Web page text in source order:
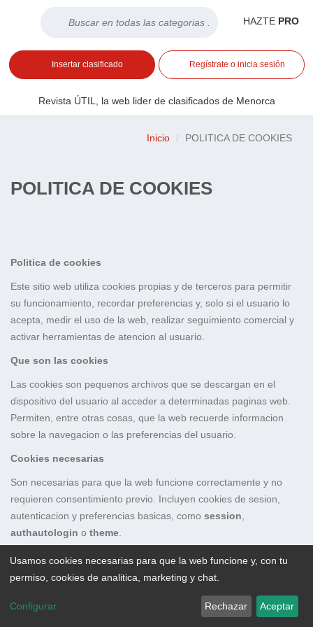
Usamos cookies necesarias para que la web funcione y, con tu
permiso, cookies de analitica, marketing y chat.
Configurar Rechazar Aceptar
HAZTE PRO
Insertar clasificado Regístrate o inicia sesión
Revista ÚTIL, la web lider de clasificados de Menorca
RSS
Inicio POLITICA DE COOKIES
POLITICA DE COOKIES
Politica de cookies
Este sitio web utiliza cookies propias y de terceros para permitir
su funcionamiento, recordar preferencias y, solo si el usuario lo
acepta, medir el uso de la web, realizar seguimiento comercial y
activar herramientas de atencion al usuario.
Que son las cookies
Las cookies son pequenos archivos que se descargan en el
dispositivo del usuario al acceder a determinadas paginas web.
Permiten, entre otras cosas, que la web recuerde informacion
sobre la navegacion o las preferencias del usuario.
Cookies necesarias
Son necesarias para que la web funcione correctamente y no
requieren consentimiento previo. Incluyen cookies de sesion,
autenticacion y preferencias basicas, como session
authautologin o theme
Cookies de analitica
Se usan para medir visitas y uso de la web. Solo se cargan si el
usuario las acepta en el panel de cookies. Pueden incluir cookies
como
, asociadas a Google Analytics.